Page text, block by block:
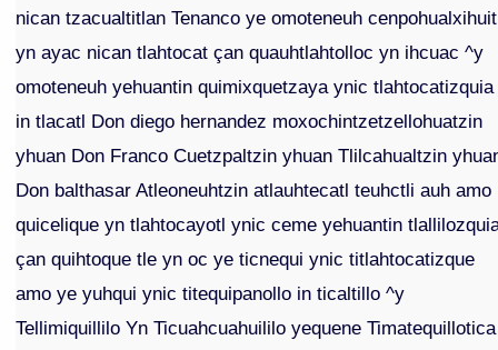
nican tzacualtitlan Tenanco ye omoteneuh
yn ayac nican tlahtocat çan quauhtlahtolloc yn ihcuac ^y
omoteneuh yehuantin quimixquetzaya ynic tlahtocatizquia
in tlacatl Don diego hernandez moxochintzetzellohuatzin
yhuan Don Franco Cuetzpaltzin yhuan Tlilcahualtzin
Don balthasar Atleoneuhtzin atlauhtecatl teuhctli auh amo
quicelique yn tlahtocayotl ynic ceme yehuantin
çan quihtoque tle yn oc ye ticnequi ynic titlahtocatizque
amo ye yuhqui ynic titequipanollo in ticaltillo ^y
Tellimiquillilo Yn Ticuahcuahuililo yequene Timatequillotica